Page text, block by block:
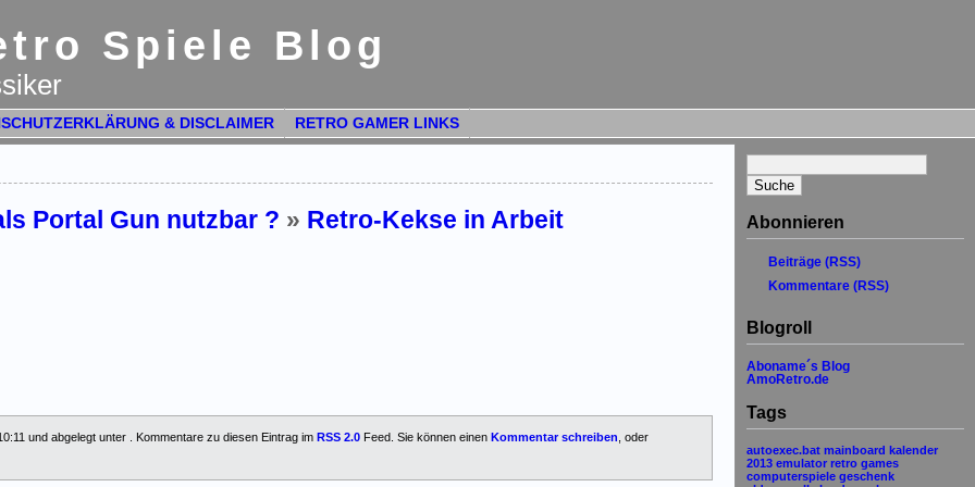
Spiele Blog
& DISCLAIMER RETRO GAMER LINKS
Abonnieren
Beiträge (RSS)
Kommentare (RSS)
Blogroll
Aboname´s Blog
AmoRetro.de
Tags
autoexec.bat mainboard kalender
2013 emulator retro games
computerspiele geschenk
Portal Gun nutzbar ? » Retro-Kekse in Arbeit
und abgelegt unter . Kommentare zu diesen Eintrag im RSS 2.0 Feed. Sie können einen Kommentar schreiben , oder